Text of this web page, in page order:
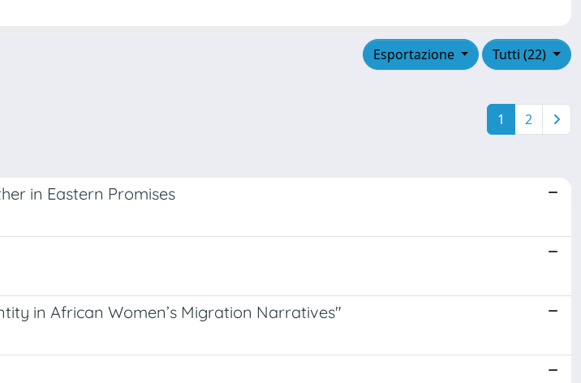
Tutti (22)
Esportazione
1 2
in Eastern Promises
in African Women’s Migration Narratives"